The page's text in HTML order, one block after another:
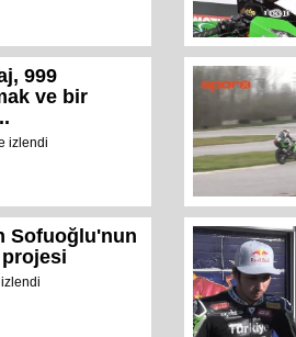
999
ve bir
izlendi
Sofuoğlu'nun
projesi